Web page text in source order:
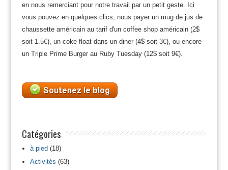
en nous remerciant pour notre travail par un petit geste. Ici
vous pouvez en quelques clics, nous payer un mug de jus de
chaussette américain au tarif d'un coffee shop américain (2$
soit 1.5€), un coke float dans un diner (4$ soit 3€), ou encore
un Triple Prime Burger au Ruby Tuesday (12$ soit 9€).
Catégories
à pied(18)
Activités (63)